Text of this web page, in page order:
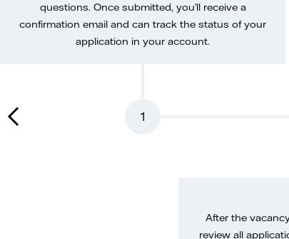
1
questions. Once submitted, you’ll receive a
confirmation email and can track the status of your
application in your account.
After the
review all